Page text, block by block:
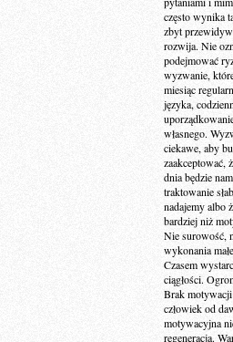
często wynika
zbyt
rozwija. Nie
podejmować
wyzwanie,
miesiąc
języka,
własnego.
ciekawe, aby
zaakceptować,
dnia będzie
traktowanie
nadajemy albo
bardziej niż
Nie surowość,
wykonania
Czasem
ciągłości.
Brak
człowiek od
motywacyjna
regeneracja.